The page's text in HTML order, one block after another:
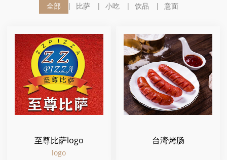
全部 比萨 小吃 饮品 意面
至尊比萨logo
logo
台湾烤肠